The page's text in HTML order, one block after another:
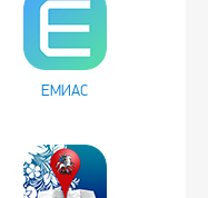
ЕМИАС